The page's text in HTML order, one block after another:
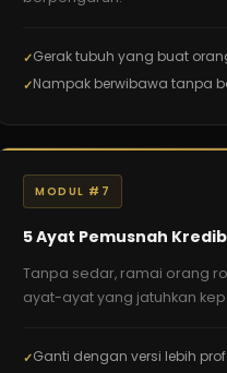
Gerak tubuh yang buat
Nampak berwibawa tanpa
MODUL #7
5 Ayat Pemusnah
Tanpa sedar, ramai orang
ayat-ayat yang jatuhkan
Ganti dengan versi lebih